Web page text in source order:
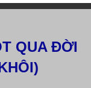
QUA ĐỜI